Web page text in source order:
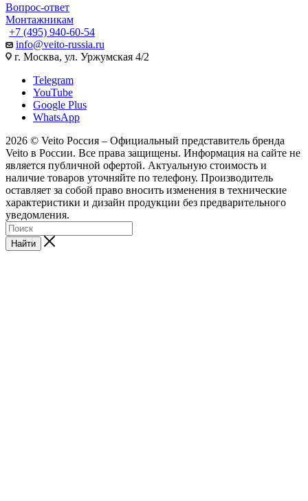
Вопрос-ответ
Монтажникам
+7 (495) 940-60-54
info@veito-russia.ru
г. Москва, ул. Уржумская 4/2
Telegram
YouTube
Google Plus
WhatsApp
2026 © Veito Россия – Официальный представитель бренда
Veito в России. Все права защищены. Информация на сайте не
является публичной офертой. Актуальную стоимость и
наличие товаров уточняйте по телефону. Производитель
оставляет за собой право вносить изменения в технические
характеристики и дизайн продукции без предварительного
уведомления.
Найти